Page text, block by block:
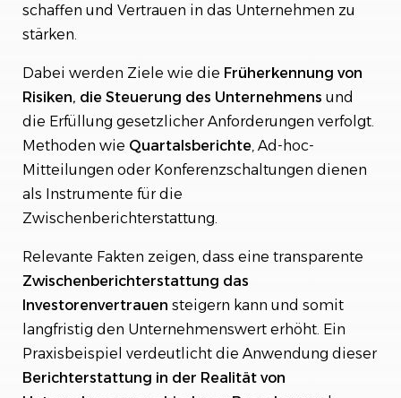
schaffen und Vertrauen in das Unternehmen zu
stärken.
Dabei werden Ziele wie die Früherkennung von
Risiken, die Steuerung des Unternehmens und
die Erfüllung gesetzlicher Anforderungen verfolgt.
Methoden wie Quartalsberichte, Ad-hoc-
Mitteilungen oder Konferenzschaltungen dienen
als Instrumente für die
Zwischenberichterstattung.
Relevante Fakten zeigen, dass eine transparente
Zwischenberichterstattung das
Investorenvertrauen steigern kann und somit
langfristig den Unternehmenswert erhöht. Ein
Praxisbeispiel verdeutlicht die Anwendung dieser
Berichterstattung in der Realität von